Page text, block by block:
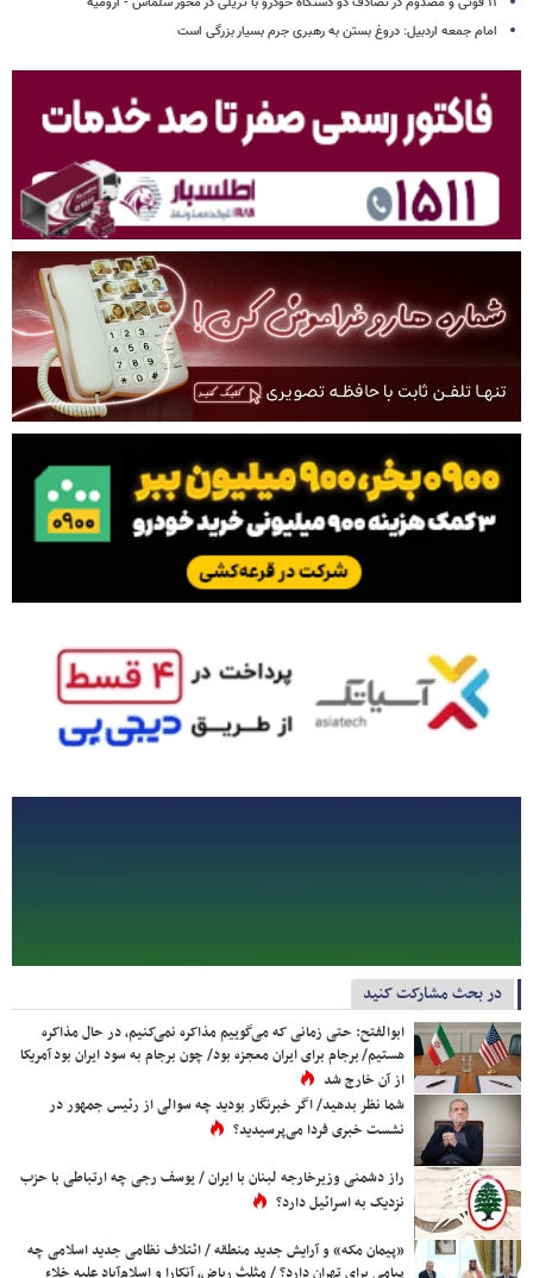
امام جمعه اردبیل: دروغ بستن به رهبری جرم بسیار بزرگی است
در بحث مشارکت کنید
ابوالفتح: حتی زمانی که می‌گوییم مذاکره نمی‌کنیم، در حال مذاکره
هستیم/ برجام برای ایران معجزه بود/ چون برجام به سود ایران بود آمریکا
از آن خارج شد
شما نظر بدهید/ اگر خبرنگار بودید چه سوالی از رئیس جمهور در
نشست خبری فردا می‌پرسیدید؟
راز دشمنی وزیرخارجه لبنان با ایران / یوسف رجی چه ارتباطی با حزب
نزدیک به اسرائیل دارد؟
«پیمان مکه» و آرایش جدید منطقه / ائتلاف نظامی جدید اسلامی چه